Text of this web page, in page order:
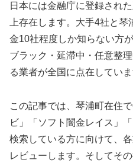
日本には金融庁に登録され
上存在します。大手4社と
金10社程度しか知らない方
ブラック・延滞中・任意整
る業者が全国に点在していま
この記事では、琴浦町在住
ビ」「ソフト闇金レイス」
検索している方に向けて、
レビューします。そしてそ